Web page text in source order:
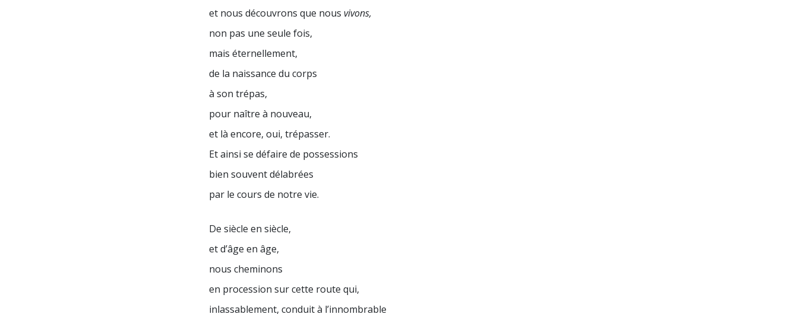
et nous découvrons que nous vivons,
non pas une seule fois,
mais éternellement,
de la naissance du corps
à son trépas,
pour naître à nouveau,
et là encore, oui, trépasser.
Et ainsi se défaire de possessions
bien souvent délabrées
par le cours de notre vie.
De siècle en siècle,
et d’âge en âge,
nous cheminons
en procession sur cette route qui,
inlassablement, conduit à l’innombrable